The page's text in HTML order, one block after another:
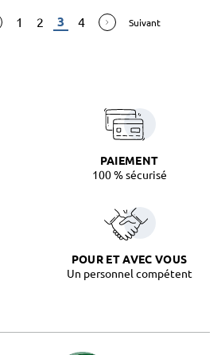
1 2 3 4 Suivant
PAIEMENT
100 % sécurisé
POUR ET AVEC VOUS
Un personnel compétent